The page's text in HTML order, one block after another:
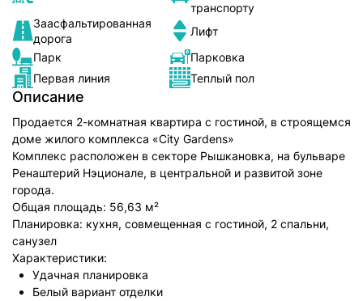
транспорту
Заасфальтированная
дорога
Лифт
Парк
Парковка
Первая линия
Теплый пол
Описание
Продается 2-комнатная квартира с гостиной, в строящемся
доме жилого комплекса «City Gardens»
Комплекс расположен в секторе Рышкановка, на бульваре
Ренаштерий Нэционале, в центральной и развитой зоне
города.
Общая площадь: 56,63 м²
Планировка: кухня, совмещенная с гостиной, 2 спальни,
санузел
Характеристики:
Удачная планировка
Белый вариант отделки